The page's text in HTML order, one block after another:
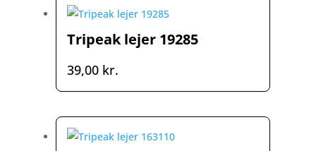
Tripeak lejer 19285
39,00 kr.